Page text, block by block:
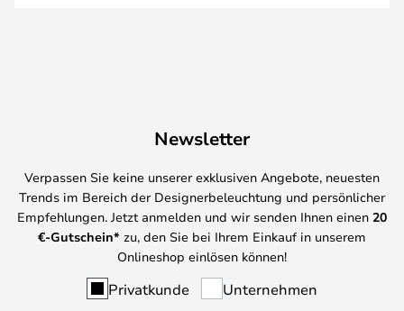
Newsletter
Verpassen Sie keine unserer exklusiven Angebote, neuesten
Trends im Bereich der Designerbeleuchtung und persönlicher
Empfehlungen. Jetzt anmelden und wir senden Ihnen einen 20
€-Gutschein* zu, den Sie bei Ihrem Einkauf in unserem
Onlineshop einlösen können!
Privatkunde Unternehmen